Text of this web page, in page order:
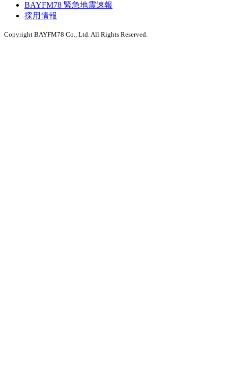
BAYFM78 緊急地震速報
採用情報
Copyright BAYFM78 Co., Ltd. All Rights Reserved.